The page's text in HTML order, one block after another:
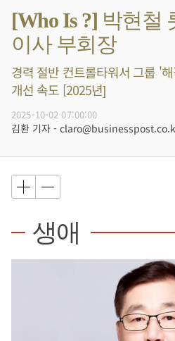
[Who Is ?] 박현철
이사 부회장
경력 절반 컨트롤타워서 그룹 '
개선 속도 [2025년]
2025-10-02 07:00:00
김환 기자 -
생애